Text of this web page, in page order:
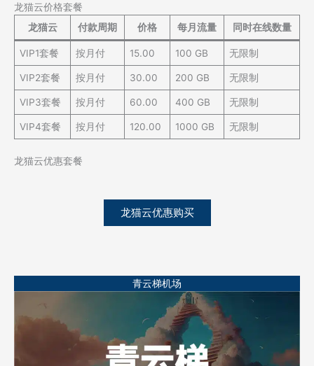
龙猫云价格套餐
龙猫云
付款周期 价格 每月流量 同时在线数量
VIP1套餐 按月付 15.00 100 GB 无限制
VIP2套餐 按月付 30.00 200 GB 无限制
VIP3套餐 按月付 60.00 400 GB 无限制
VIP4套餐 按月付 120.00 1000 GB 无限制
龙猫云优惠套餐
龙猫云优惠购买
青云梯机场